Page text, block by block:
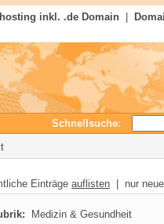
inkl. .de Domain
Schnellsuche:
Einträge auflisten | nur
Medizin & Gesundheit